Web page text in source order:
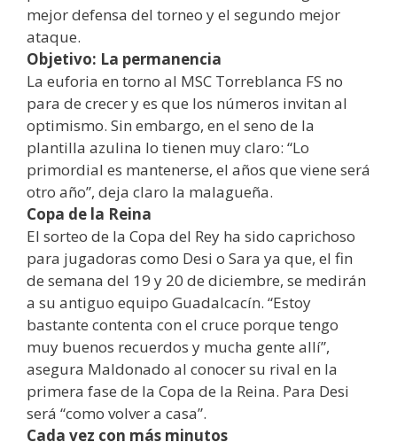
mejor defensa del torneo y el segundo mejor
ataque.
Objetivo: La permanencia
La euforia en torno al MSC Torreblanca FS no
para de crecer y es que los números invitan al
optimismo. Sin embargo, en el seno de la
plantilla azulina lo tienen muy claro: “Lo
primordial es mantenerse, el años que viene será
otro año”, deja claro la malagueña.
Copa de la Reina
El sorteo de la Copa del Rey ha sido caprichoso
para jugadoras como Desi o Sara ya que, el fin
de semana del 19 y 20 de diciembre, se medirán
a su antiguo equipo Guadalcacín. “Estoy
bastante contenta con el cruce porque tengo
muy buenos recuerdos y mucha gente allí”,
asegura Maldonado al conocer su rival en la
primera fase de la Copa de la Reina. Para Desi
será “como volver a casa”.
Cada vez con más minutos